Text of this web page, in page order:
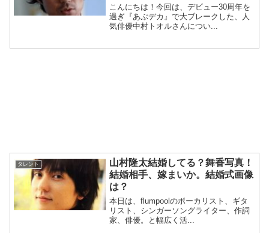
こんにちは！今回は、デビュー30周年を
過ぎ『あぶデカ』で大ブレークした、人
気俳優中村トオルさんについ...
タレント
山村隆太結婚してる？舞香写真！
結婚相手、嫁まいか。結婚式画像
は？
本日は、flumpoolのボーカリスト、ギタ
リスト、シンガーソングライター、作詞
家、俳優。と幅広く活...